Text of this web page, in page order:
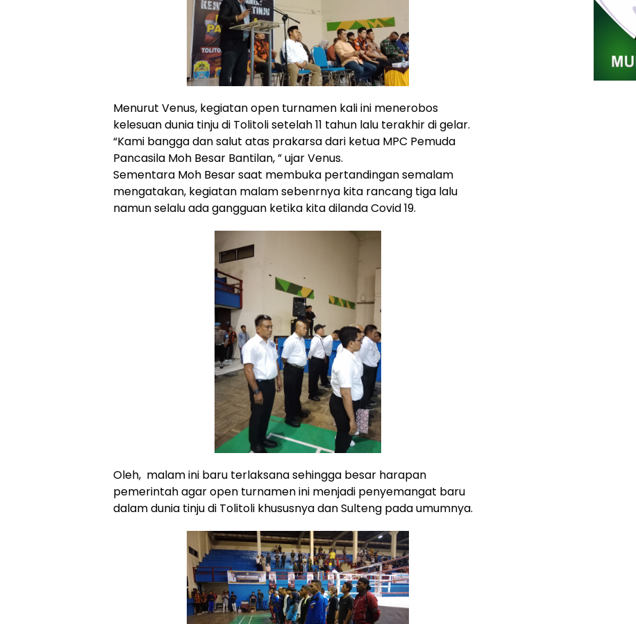
Menurut Venus, kegiatan open turnamen kali ini menerobos
kelesuan dunia tinju di Tolitoli setelah 11 tahun lalu terakhir di gelar.
“Kami bangga dan salut atas prakarsa dari ketua MPC Pemuda
Pancasila Moh Besar Bantilan, ” ujar Venus.
Sementara Moh Besar saat membuka pertandingan semalam
mengatakan, kegiatan malam sebenrnya kita rancang tiga lalu
namun selalu ada gangguan ketika kita dilanda Covid 19.
Oleh, malam ini baru terlaksana sehingga besar harapan
pemerintah agar open turnamen ini menjadi penyemangat baru
dalam dunia tinju di Tolitoli khususnya dan Sulteng pada umumnya.